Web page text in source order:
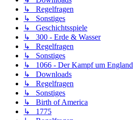
↳ Regelfragen
↳ Sonstiges
↳ Geschichtsspiele
↳ 300 - Erde & Wasser
↳ Regelfragen
↳ Sonstiges
↳ 1066 - Der Kampf um England
↳ Downloads
↳ Regelfragen
↳ Sonstiges
↳ Birth of America
↳ 1775